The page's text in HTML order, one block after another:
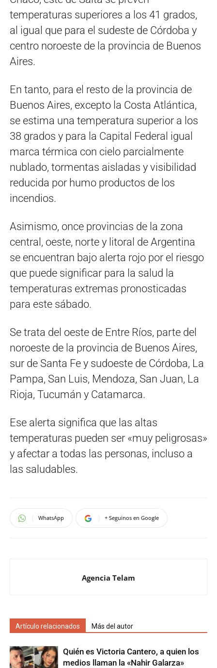
temperaturas superiores a los 41 grados,
al igual que para el sudeste de Córdoba y
centro noroeste de la provincia de Buenos
Aires.
En tanto, para el resto de la provincia de
Buenos Aires, excepto la Costa Atlántica,
se estima una temperatura superior a los
38 grados y para la Capital Federal igual
marca térmica con cielo parcialmente
nublado, tormentas aisladas y visibilidad
reducida por humo productos de los
incendios.
Asimismo, once provincias de la zona
central, oeste, norte y litoral de Argentina
se encuentran bajo alerta rojo por el riesgo
que puede significar para la salud la
temperaturas extremas pronosticadas
para este sábado.
Se trata del oeste de Entre Ríos, parte del
noroeste de la provincia de Buenos Aires,
sur de Santa Fe y sudoeste de Córdoba, La
Pampa, San Luis, Mendoza, San Juan, La
Rioja, Tucumán y Catamarca.
Ese alerta significa que las altas
temperaturas pueden ser «muy peligrosas»
y afectar a todas las personas, incluso a
las saludables.
WhatsApp + Seguinos en Google
Agencia Telam
Artículo relacionados Más del autor
Quién es Victoria Cantero, a quien los
medios llaman la «Nahir Galarza»